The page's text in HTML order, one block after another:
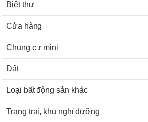
Biệt thự
Cửa hàng
Chung cư mini
Đất
Loại bất động sản khác
Trang trại, khu nghỉ dưỡng